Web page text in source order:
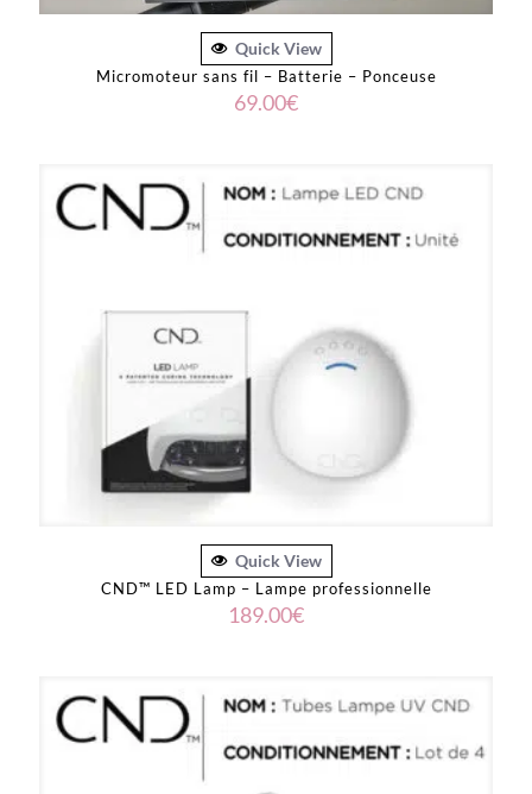
Quick View
Micromoteur sans fil – Batterie – Ponceuse
69.00€
Quick View
CND™ LED Lamp – Lampe professionnelle
189.00€